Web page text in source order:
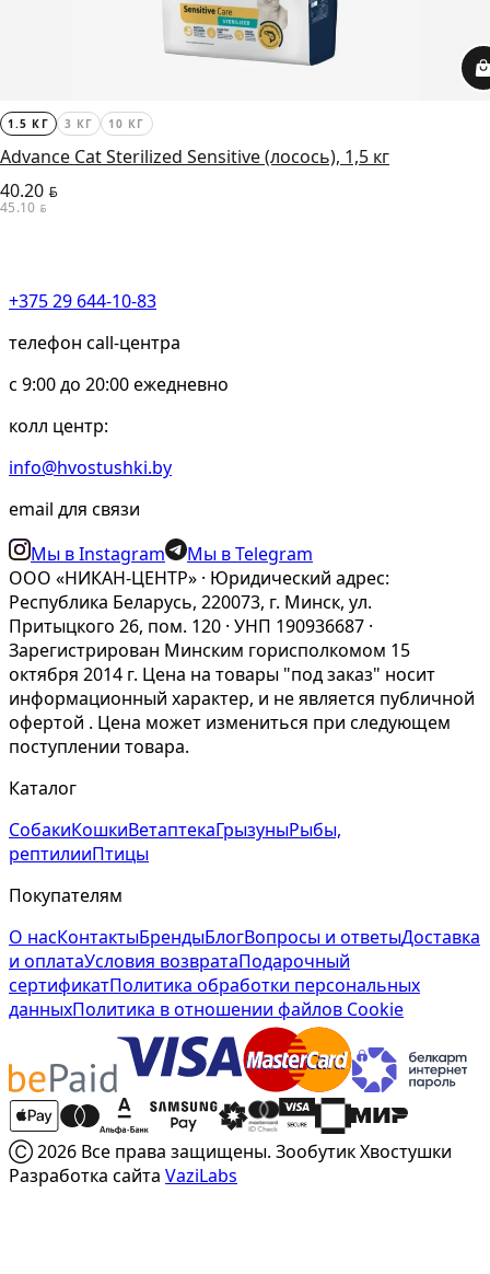
1.5 КГ 3 КГ 10 КГ
Advance Cat Sterilized Sensitive (лосось), 1,5 кг
40.20 BYN
45.10 BYN
+375 29 644-10-83
телефон call-центра
c 9:00 до 20:00 ежедневно
колл центр:
info@hvostushki.by
email для связи
Мы в Instagram
Мы в Telegram
ООО «НИКАН-ЦЕНТР» · Юридический адрес:
Республика Беларусь, 220073, г. Минск, ул.
Притыцкого 26, пом. 120 · УНП 190936687 ·
Зарегистрирован Минским горисполкомом 15
октября 2014 г. Цена на товары "под заказ" носит
информационный характер, и не является публичной
офертой . Цена может измениться при следующем
поступлении товара.
Каталог
СобакиКошкиВетаптекаГрызуныРыбы,
рептилииПтицы
Покупателям
О насКонтактыБрендыБлогВопросы и ответыДоставка
и оплатаУсловия возвратаПодарочный
сертификатПолитика обработки персональных
данныхПолитика в отношении файлов Cookie
Ⓒ 2026 Все права защищены. Зообутик Хвостушки
Разработка сайта VaziLabs